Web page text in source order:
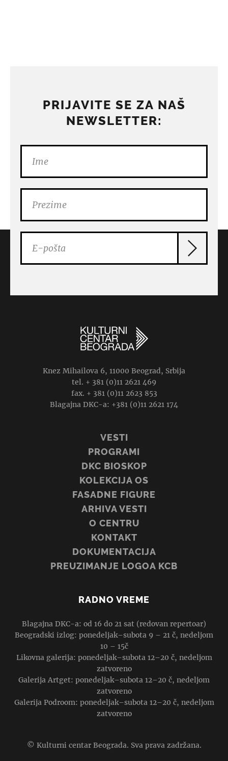
PRIJAVITE SE ZA NAŠ
NEWSLETTER:
Knez Mihailova 6, 11000 Beograd, Srbija
tel. + 381 (0)11 2621 469
fax. + 381 (0)11 2623 853
Blagajna DKC-a: +381 (0)11 2621 174
VESTI
PROGRAMI
DKC BIOSKOP
KOLEKCIJA OS
FASADNE FIGURE
ARHIVA VESTI
O CENTRU
KONTAKT
DOKUMENTACIJA
PREUZIMANJE LOGOA KCB
RADNO VREME
Blagajna DKC-a: od 16 do 21 sat (redovan repertoar)
Beogradski izlog: ponedeljak–subota 9 – 21 č, nedeljom
10 – 15č
Likovna galerija: ponedeljak–subota 12–20 č, nedeljom
zatvoreno
Galerija Artget: ponedeljak–subota 12–20 č, nedeljom
zatvoreno
Galerija Podroom: ponedeljak–subota 12–20 č, nedeljom
zatvoreno
© Kulturni centar Beograda. Sva prava zadržana.